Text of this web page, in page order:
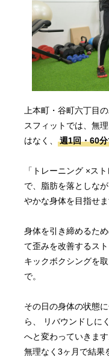
上本町・谷町六丁目
スフィットでは、無
はなく、
週1回・60
「トレーニング ×ス
で、脂肪を落としな
やかな身体を目指せま
身体を引き締めるた
て歪みを改善するス
キックボクシングを
で。
その日の身体の状態
ら、 リバウンドしに
へと変わっていきます
無理なく3ヶ月で結果